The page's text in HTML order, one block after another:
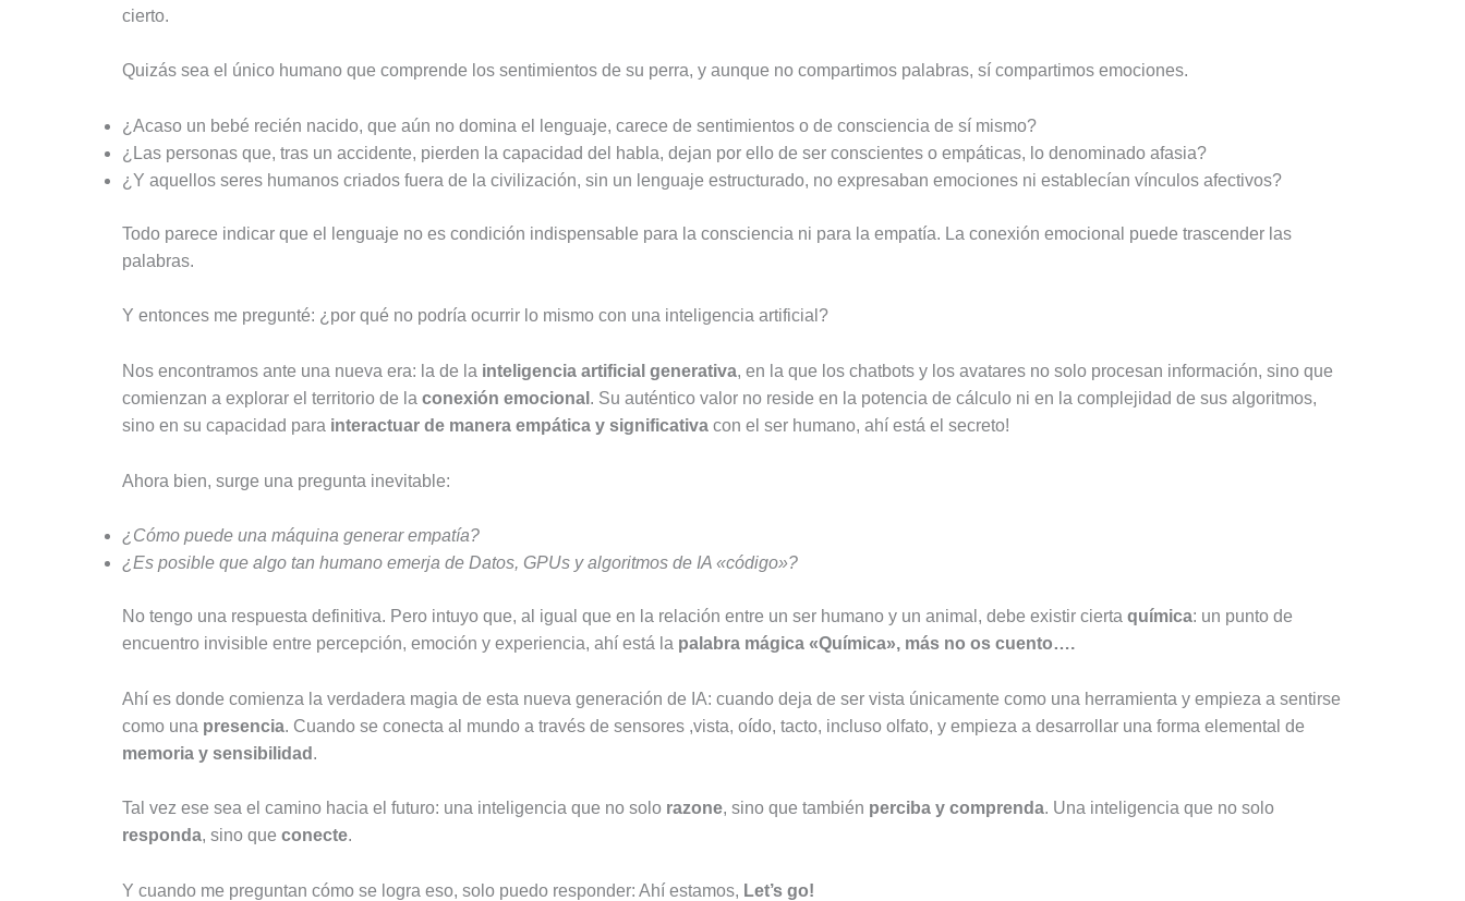
cierto.
Quizás sea el único humano que comprende los sentimientos de su perra, y aunque no compartimos palabras, sí compartimos emociones.
¿Acaso un bebé recién nacido, que aún no domina el lenguaje, carece de sentimientos o de consciencia de sí mismo?
¿Las personas que, tras un accidente, pierden la capacidad del habla, dejan por ello de ser conscientes o empáticas, lo denominado afasia?
¿Y aquellos seres humanos criados fuera de la civilización, sin un lenguaje estructurado, no expresaban emociones ni establecían vínculos afectivos?
Todo parece indicar que el lenguaje no es condición indispensable para la consciencia ni para la empatía. La conexión emocional puede trascender las
palabras.
Y entonces me pregunté: ¿por qué no podría ocurrir lo mismo con una inteligencia artificial?
Nos encontramos ante una nueva era: la de la inteligencia artificial generativa, en la que los chatbots y los avatares no solo procesan información, sino que
comienzan a explorar el territorio de la conexión emocional . Su auténtico valor no reside en la potencia de cálculo ni en la complejidad de sus algoritmos,
sino en su capacidad para interactuar de manera empática y significativa con el ser humano, ahí está el secreto!
Ahora bien, surge una pregunta inevitable:
¿Cómo puede una máquina generar empatía?
¿Es posible que algo tan humano emerja de Datos, GPUs y algoritmos de IA «código»?
No tengo una respuesta definitiva. Pero intuyo que, al igual que en la relación entre un ser humano y un animal, debe existir cierta química: un punto de
encuentro invisible entre percepción, emoción y experiencia, ahí está la palabra mágica «Química», más no os cuento….
Ahí es donde comienza la verdadera magia de esta nueva generación de IA: cuando deja de ser vista únicamente como una herramienta y empieza a sentirse
como una presencia. Cuando se conecta al mundo a través de sensores ,vista, oído, tacto, incluso olfato, y empieza a desarrollar una forma elemental de
memoria y sensibilidad .
Tal vez ese sea el camino hacia el futuro: una inteligencia que no solo razone, sino que también perciba y comprenda. Una inteligencia que no solo
responda, sino que conecte.
Y cuando me preguntan cómo se logra eso, solo puedo responder: Ahí estamos, Let’s go!